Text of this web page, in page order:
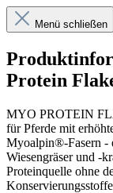
Menü schließen
Protein
MYO PROTEIN
für Pferde mit
Myoalpin®-Fasern -
Wiesengräser und -
Proteinquelle ohne